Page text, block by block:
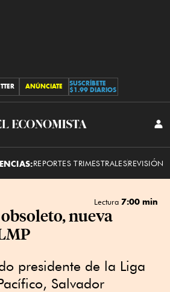
ANÚNCIATE
SUSCRÍBETE
$1.99 DIARIOS
El
REPORTES TRIMESTRALESREVISIÓN
Lectura 7:00 min
nueva
presidente de la Liga
Salvador